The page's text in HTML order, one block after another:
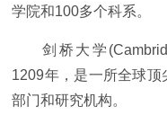
学院和100多个科系。
剑桥大学
1209年，是一所全球顶
部门和研究机构。